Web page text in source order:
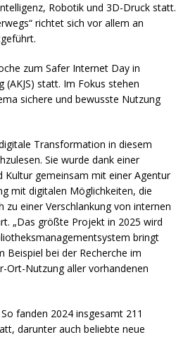
Robotik und 3D-Druck statt.
richtet sich vor allem an
zum Safer Internet Day in
statt. Im Fokus stehen
sichere und bewusste Nutzung
Transformation in diesem
Sie wurde dank einer
Kultur gemeinsam mit einer Agentur
mit digitalen Möglichkeiten, die
einer Verschlankung von internen
„Das größte Projekt in 2025 wird
bringt
Beispiel bei der Recherche im
Ort-Nutzung aller vorhandenen
fanden 2024 insgesamt 211
darunter auch beliebte neue